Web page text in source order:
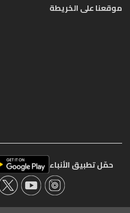
موقعنا على الخريطة
حمّل تطبيق الأنباء